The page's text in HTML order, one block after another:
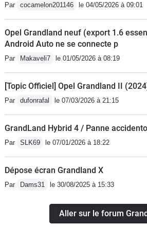
Par cocamelon201146 le 04/05/2026 à 09:01
Opel Grandland neuf (export 1.6
Android Auto ne se connecte p
Par Makaveli7 le 01/05/2026 à 08:19
[Topic Officiel] Opel Grandland II
Par dufonrafal le 07/03/2026 à 21:15
GrandLand Hybrid 4 / Panne
Par SLK69 le 07/01/2026 à 18:22
Dépose écran Grandland X
Par Dams31 le 30/08/2025 à 15:33
Aller sur le forum